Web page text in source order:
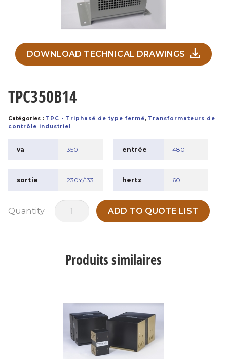
DOWNLOAD TECHNICAL DRAWINGS
TPC350B14
Catégories : TPC - Triphasé de type fermé, Transformateurs de
contrôle industriel
va 350 entrée 480
sortie 230Y/133 hertz 60
Quantity
quantité
ADD TO QUOTE LIST
Produits similaires